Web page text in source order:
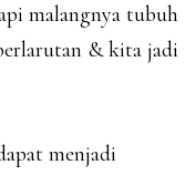
malangnya tubuh
& kita jadi
menjadi